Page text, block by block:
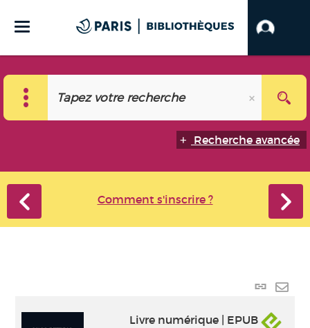
Recherche avancée
Comment s'inscrire ?
Lien
Livre numérique | EPUB